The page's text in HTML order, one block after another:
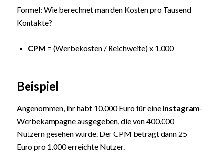
Formel: Wie berechnet man den Kosten pro Tausend
Kontakte?
CPM = (Werbekosten / Reichweite) x 1.000
Beispiel
Angenommen, ihr habt 10.000 Euro für eine Instagram-
Werbekampagne ausgegeben, die von 400.000
Nutzern gesehen wurde. Der CPM beträgt dann 25
Euro pro 1.000 erreichte Nutzer.